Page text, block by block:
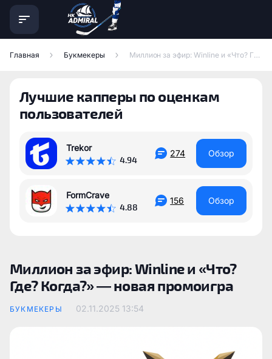
Главная Букмекеры Миллион за эфир: Winline и «Что? Где? Когда?» — новая промоигра
Лучшие капперы по оценкам
пользователей
Trekor
4.94
274 Обзор
FormCrave
4.88
156 Обзор
Миллион за эфир: Winline и «Что?
Где? Когда?» — новая промоигра
БУКМЕКЕРЫ 02.11.2025 13:54